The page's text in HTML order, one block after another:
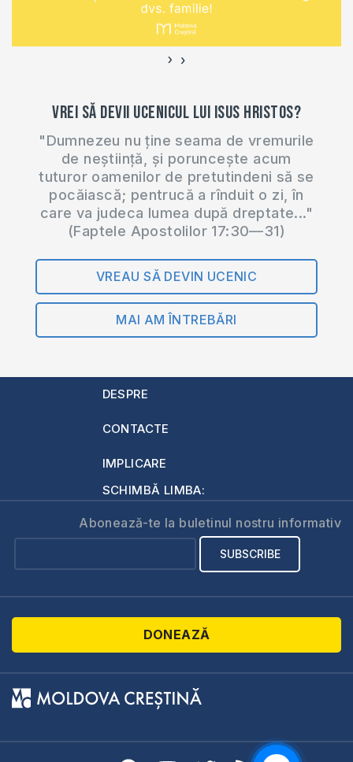
‹ ›
Vrei să devii ucenicul lui Isus Hristos?
"Dumnezeu nu ține seama de vremurile
de neștiință, și poruncește acum
tuturor oamenilor de pretutindeni să se
pocăiască; pentrucă a rînduit o zi, în
care va judeca lumea după dreptate..."
(Faptele Apostolilor 17:30—31)
VREAU SĂ DEVIN UCENIC
MAI AM ÎNTREBĂRI
DESPRE
CONTACTE
IMPLICARE
SCHIMBĂ LIMBA:
Abonează-te la buletinul nostru informativ
DONEAZĂ